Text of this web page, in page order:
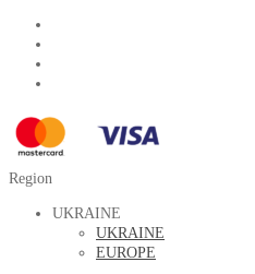
Region
UKRAINE
UKRAINE
EUROPE